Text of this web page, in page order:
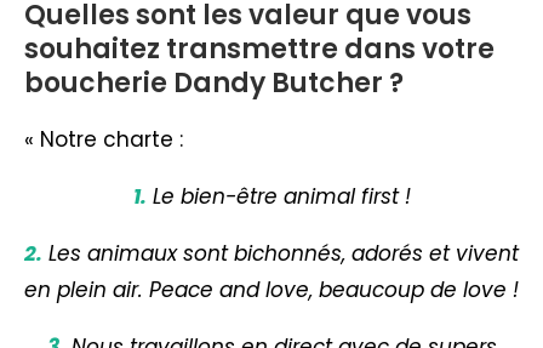
Quelles sont les valeur que vous
souhaitez transmettre dans votre
boucherie Dandy Butcher ?
« Notre charte :
1. Le bien-être animal first !
2. Les animaux sont bichonnés, adorés et vivent
en plein air. Peace and love, beaucoup de love !